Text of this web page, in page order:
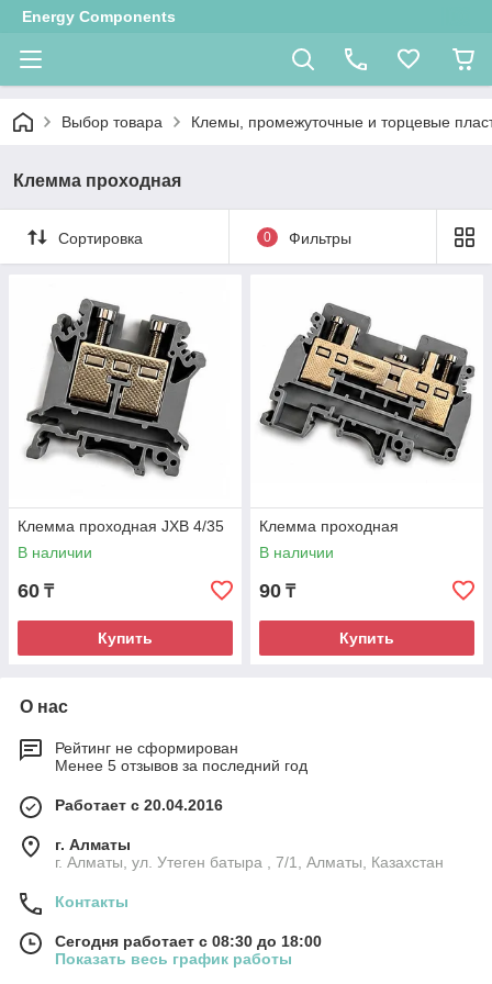
Energy Components
Выбор товара Клемы, промежуточные и торцевые
Клемма проходная
Сортировка 0 Фильтры
Клемма проходная JXB 4/35
В наличии
60 ₸
Купить
Клемма проходная
В наличии
90 ₸
Купить
О нас
Рейтинг не сформирован
Менее 5 отзывов за последний год
Работает с 20.04.2016
г. Алматы
г. Алматы, ул. Утеген батыра , 7/1, Алматы, Казахстан
Контакты
Сегодня работает с 08:30 до 18:00
Показать весь график работы